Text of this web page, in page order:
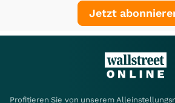
Jetzt
Profitieren Sie von unserem